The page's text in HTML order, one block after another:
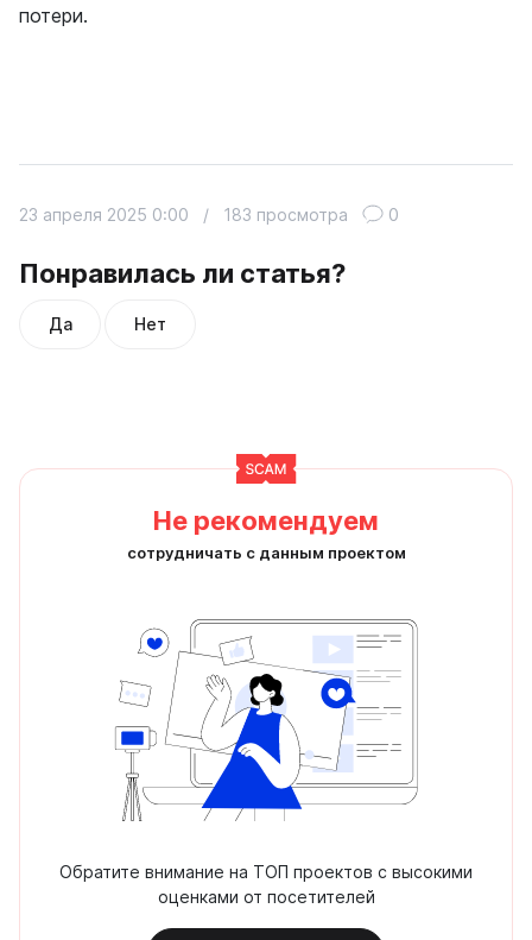
потери.
Понравилась ли статья?
Да Нет
23 апреля 2025 0:00 / 183 просмотра 0
Не рекомендуем
сотрудничать с данным проектом
Обратите внимание на ТОП проектов с высокими
оценками от посетителей